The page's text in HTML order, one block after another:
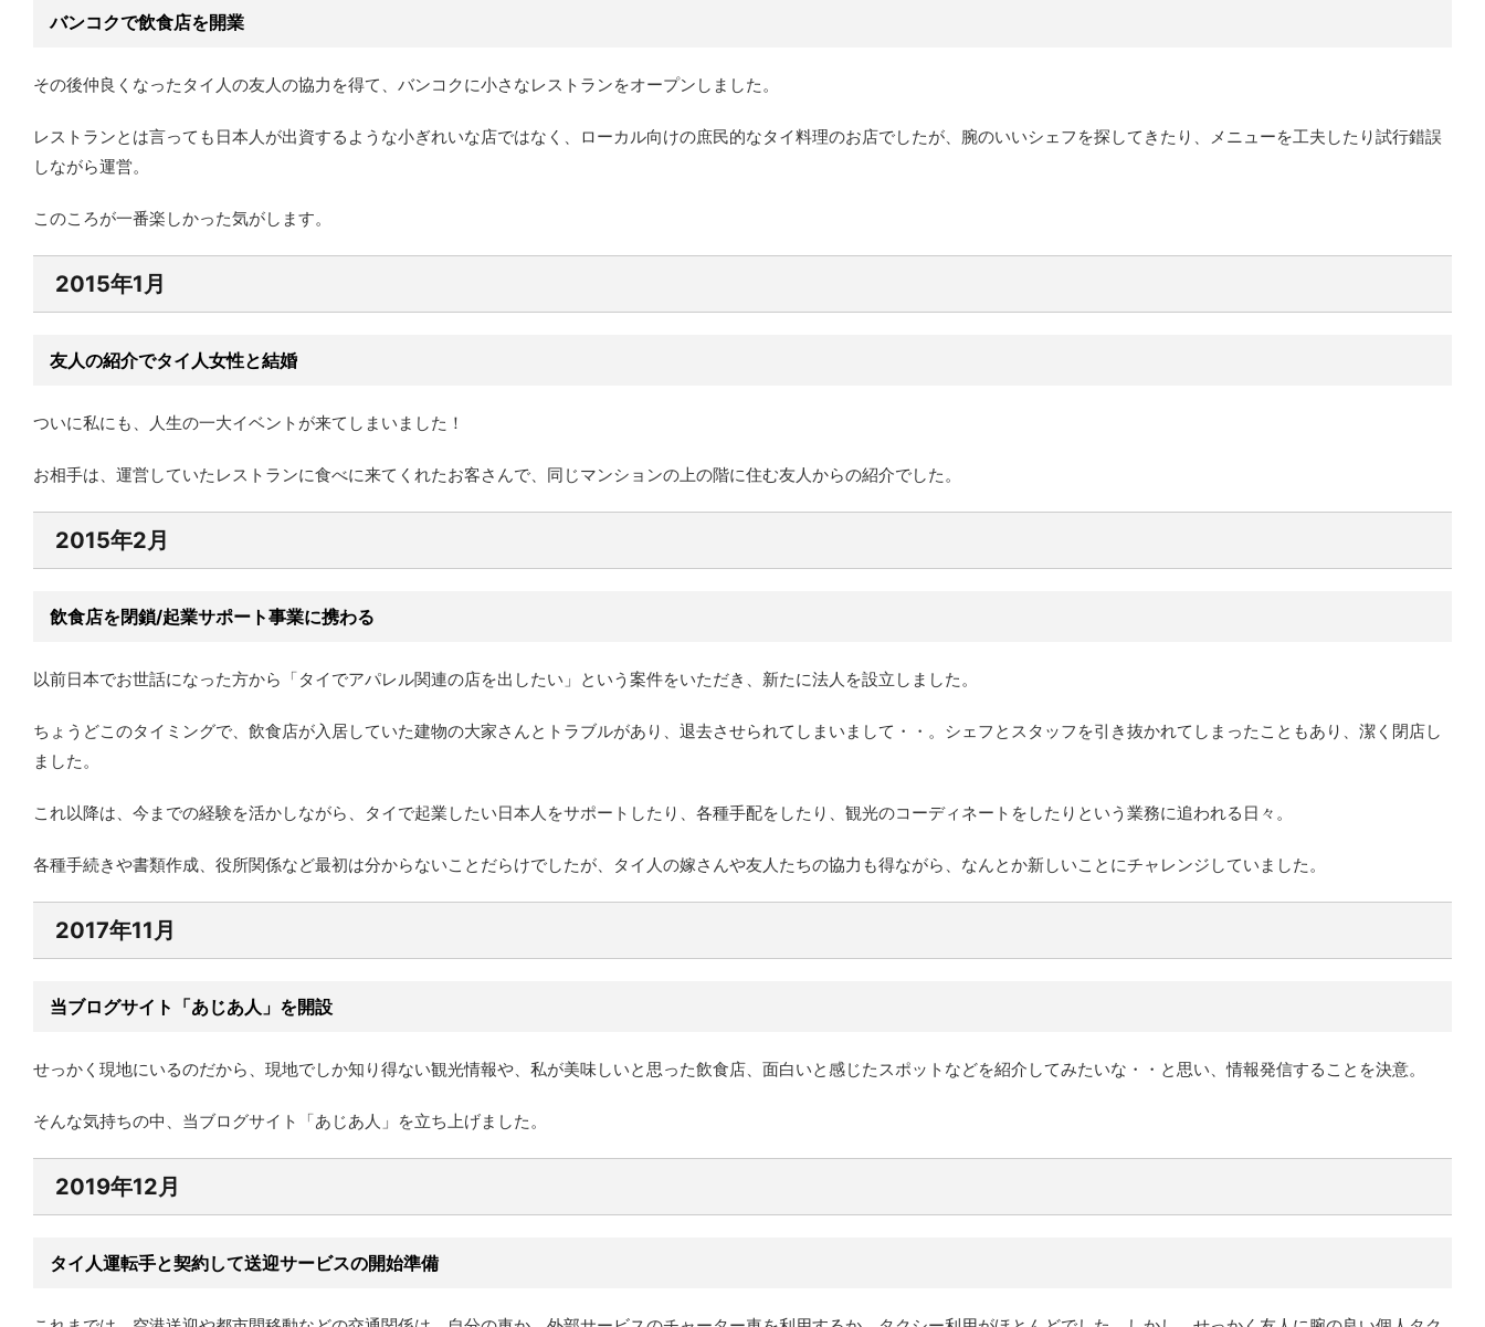
バンコクで飲食店を開業
その後仲良くなったタイ人の友人の協力を得て、バンコクに小さなレストランをオープンしました。
レストランとは言っても日本人が出資するような小ぎれいな店ではなく、ローカル向けの庶民的なタイ料理のお店でしたが、腕のいいシェフを探してきたり、メニューを工夫したり試行錯誤
しながら運営。
このころが一番楽しかった気がします。
2015年1月
友人の紹介でタイ人女性と結婚
ついに私にも、人生の一大イベントが来てしまいました！
お相手は、運営していたレストランに食べに来てくれたお客さんで、同じマンションの上の階に住む友人からの紹介でした。
2015年2月
飲食店を閉鎖/起業サポート事業に携わる
以前日本でお世話になった方から「タイでアパレル関連の店を出したい」という案件をいただき、新たに法人を設立しました。
ちょうどこのタイミングで、飲食店が入居していた建物の大家さんとトラブルがあり、退去させられてしまいまして・・。シェフとスタッフを引き抜かれてしまったこともあり、潔く閉店し
ました。
これ以降は、今までの経験を活かしながら、タイで起業したい日本人をサポートしたり、各種手配をしたり、観光のコーディネートをしたりという業務に追われる日々。
各種手続きや書類作成、役所関係など最初は分からないことだらけでしたが、タイ人の嫁さんや友人たちの協力も得ながら、なんとか新しいことにチャレンジしていました。
2017年11月
当ブログサイト「あじあ人」を開設
せっかく現地にいるのだから、現地でしか知り得ない観光情報や、私が美味しいと思った飲食店、面白いと感じたスポットなどを紹介してみたいな・・と思い、情報発信することを決意。
そんな気持ちの中、当ブログサイト「あじあ人」を立ち上げました。
2019年12月
タイ人運転手と契約して送迎サービスの開始準備